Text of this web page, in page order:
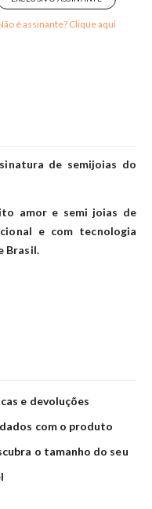
é assinante? Clique aqui
de semijoias do
amor e semi joias de
e com tecnologia
Brasil.
e devoluções
com o produto
o tamanho do seu